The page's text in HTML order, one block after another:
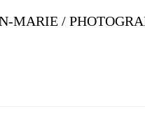
MARIE /